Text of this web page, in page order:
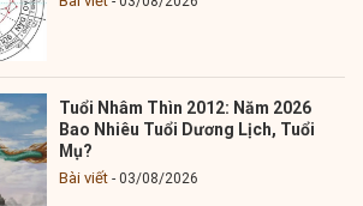
Tuổi Nhâm Thìn 2012: Năm 2026
Bao Nhiêu Tuổi Dương Lịch, Tuổi
Mụ?
Bài viết 03/08/2026